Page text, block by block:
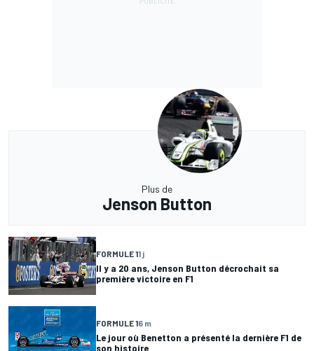
Plus de
Jenson Button
FORMULE 11 j
Il y a 20 ans, Jenson Button décrochait sa
première victoire en F1
FORMULE 16 m
Le jour où Benetton a présenté la dernière F1 de
son histoire